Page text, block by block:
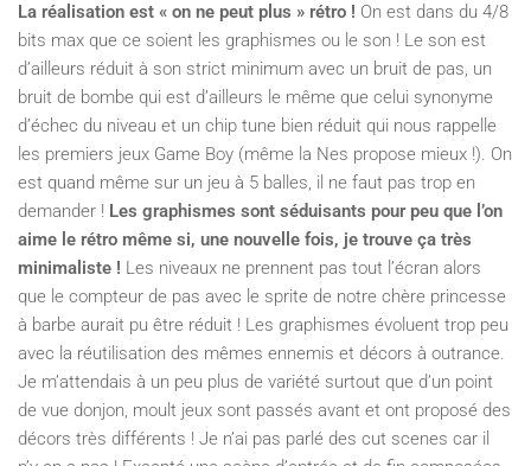
La réalisation est « on ne peut plus » rétro ! On est dans du 4/8
bits max que ce soient les graphismes ou le son ! Le son est
d’ailleurs réduit à son strict minimum avec un bruit de pas, un
bruit de bombe qui est d’ailleurs le même que celui synonyme
d’échec du niveau et un chip tune bien réduit qui nous rappelle
les premiers jeux Game Boy (même la Nes propose mieux !). On
est quand même sur un jeu à 5 balles, il ne faut pas trop en
demander ! Les graphismes sont séduisants pour peu que l’on
aime le rétro même si, une nouvelle fois, je trouve ça très
minimaliste ! Les niveaux ne prennent pas tout l’écran alors
que le compteur de pas avec le sprite de notre chère princesse
à barbe aurait pu être réduit ! Les graphismes évoluent trop peu
avec la réutilisation des mêmes ennemis et décors à outrance.
Je m’attendais à un peu plus de variété surtout que d’un point
de vue donjon, moult jeux sont passés avant et ont proposé des
décors très différents ! Je n’ai pas parlé des cut scenes car il